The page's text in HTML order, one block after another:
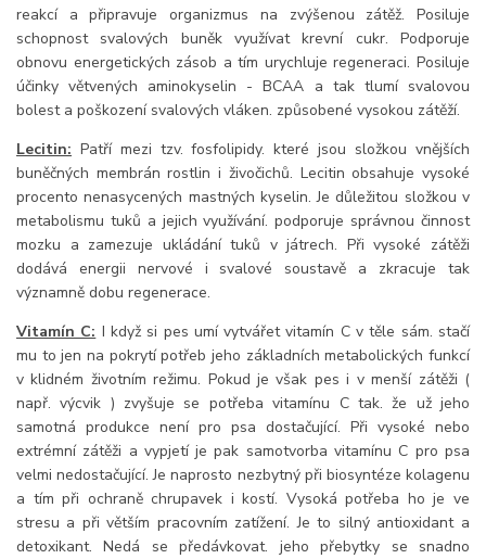
reakcí a připravuje organizmus na zvýšenou zátěž. Posiluje
schopnost svalových buněk využívat krevní cukr. Podporuje
obnovu energetických zásob a tím urychluje regeneraci. Posiluje
účinky větvených aminokyselin - BCAA a tak tlumí svalovou
bolest a poškození svalových vláken. způsobené vysokou zátěží.
Lecitin: Patří mezi tzv. fosfolipidy. které jsou složkou vnějších
buněčných membrán rostlin i živočichů. Lecitin obsahuje vysoké
procento nenasycených mastných kyselin. Je důležitou složkou v
metabolismu tuků a jejich využívání. podporuje správnou činnost
mozku a zamezuje ukládání tuků v játrech. Při vysoké zátěži
dodává energii nervové i svalové soustavě a zkracuje tak
významně dobu regenerace.
Vitamín C: I když si pes umí vytvářet vitamín C v těle sám. stačí
mu to jen na pokrytí potřeb jeho základních metabolických funkcí
v klidném životním režimu. Pokud je však pes i v menší zátěži (
např. výcvik ) zvyšuje se potřeba vitamínu C tak. že už jeho
samotná produkce není pro psa dostačující. Při vysoké nebo
extrémní zátěži a vypjetí je pak samotvorba vitamínu C pro psa
velmi nedostačující. Je naprosto nezbytný při biosyntéze kolagenu
a tím při ochraně chrupavek i kostí. Vysoká potřeba ho je ve
stresu a při větším pracovním zatížení. Je to silný antioxidant a
detoxikant. Nedá se předávkovat. jeho přebytky se snadno